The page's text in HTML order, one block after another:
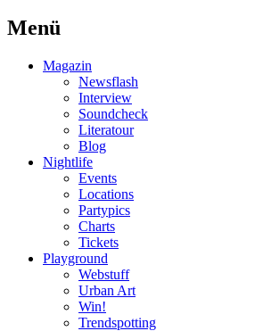
Menü
Magazin
Newsflash
Interview
Soundcheck
Literatour
Blog
Nightlife
Events
Locations
Partypics
Charts
Tickets
Playground
Webstuff
Urban Art
Win!
Trendspotting